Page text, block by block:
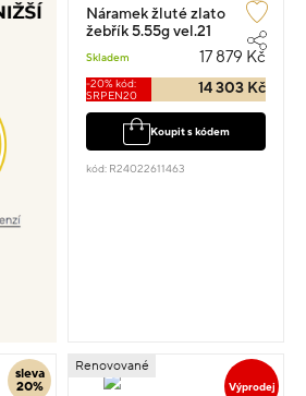
Náramek žluté zlato
žebřík 5.55g vel.21
Skladem 17 879 Kč
-20% kód:
SRPEN20
14 303 Kč
Koupit s kódem
kód: R24022611463
sleva
20%
Výprodej
Renovované